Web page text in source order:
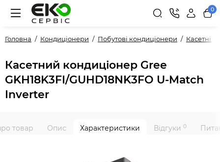
0
Головна Кондиціонери Побутові кондиціонери Касетні
Касетний кондиціонер Gree
GKH18K3FI/GUHD18NK3FO U-Match
Inverter
товар Опис Характеристики Відгуки 0